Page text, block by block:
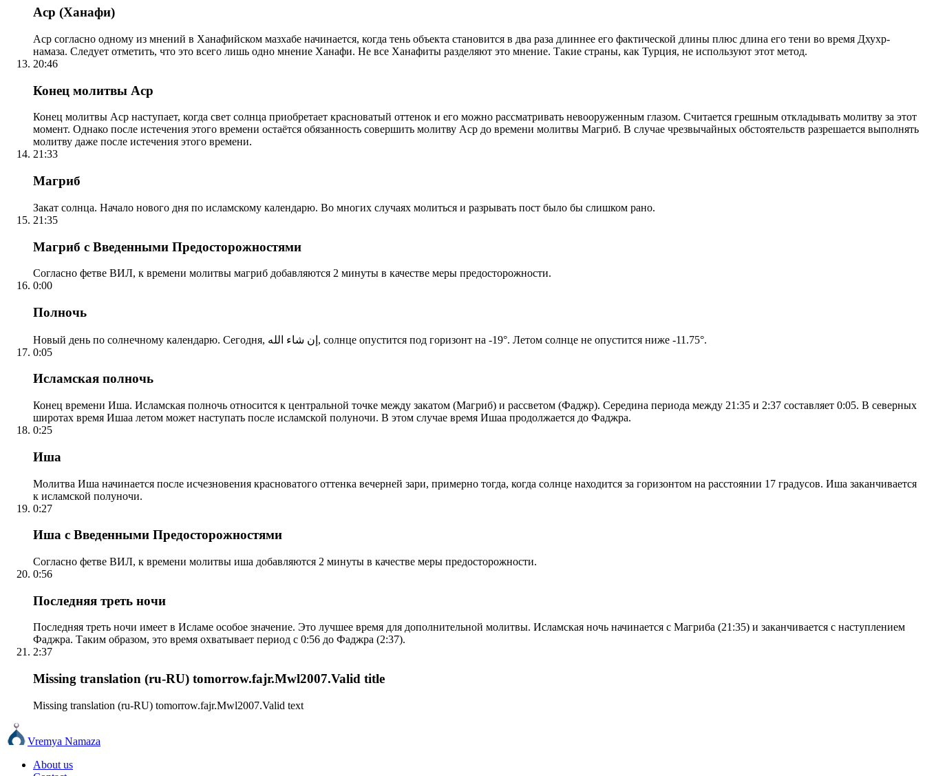
Аср (Ханафи)
Аср согласно одному из мнений в Ханафийском мазхабе начинается, когда тень объекта становится в два раза длиннее его фактической длины плюс длина его тени во время Дхухр-
намаза. Следует отметить, что это всего лишь одно мнение Ханафи. Не все Ханафиты разделяют это мнение. Такие страны, как Турция, не используют этот метод.
20:46
Конец молитвы Аср
Конец молитвы Аср наступает, когда свет солнца приобретает красноватый оттенок и его можно рассматривать невооруженным глазом. Считается грешным откладывать молитву за этот
момент. Однако после истечения этого времени остаётся обязанность совершить молитву Аср до времени молитвы Магриб. В случае чрезвычайных обстоятельств разрешается выполнять
молитву даже после истечения этого времени.
21:33
Магриб
Закат солнца. Начало нового дня по исламскому календарю. Во многих случаях молиться и разрывать пост было бы слишком рано.
21:35
Магриб с Введенными Предосторожностями
Согласно фетве ВИЛ, к времени молитвы магриб добавляются 2 минуты в качестве меры предосторожности.
0:00
Полночь
Новый день по солнечному календарю. Сегодня, إن شاء الله, солнце опустится под горизонт на -19°. Летом солнце не опустится ниже -11.75°.
0:05
Исламская полночь
Конец времени Иша. Исламская полночь относится к центральной точке между закатом (Магриб) и рассветом (Фаджр). Середина периода между 21:35 и 2:37 составляет 0:05. В северных
широтах время Ишаа летом может наступать после исламской полуночи. В этом случае время Ишаа продолжается до Фаджра.
0:25
Иша
Молитва Иша начинается после исчезновения красноватого оттенка вечерней зари, примерно тогда, когда солнце находится за горизонтом на расстоянии 17 градусов. Иша заканчивается
к исламской полуночи.
0:27
Иша с Введенными Предосторожностями
Согласно фетве ВИЛ, к времени молитвы иша добавляются 2 минуты в качестве меры предосторожности.
0:56
Последняя треть ночи
Последняя треть ночи имеет в Исламе особое значение. Это лучшее время для дополнительной молитвы. Исламская ночь начинается с Магриба (21:35) и заканчивается с наступлением
Фаджра. Таким образом, это время охватывает период с 0:56 до Фаджра (2:37).
2:37
Missing translation (ru-RU) tomorrow.fajr.Mwl2007.Valid title
Missing translation (ru-RU) tomorrow.fajr.Mwl2007.Valid text
Vremya Namaza
About us